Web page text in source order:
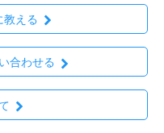
教える
合わせる